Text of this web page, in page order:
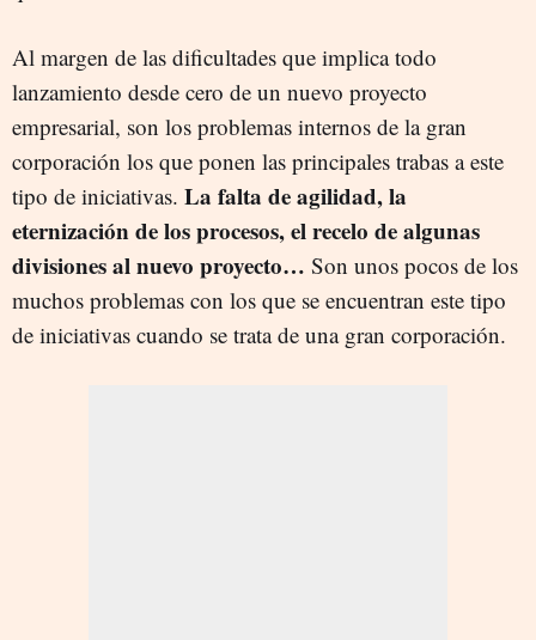
Al margen de las dificultades que implica todo
lanzamiento desde cero de un nuevo proyecto
empresarial, son los problemas internos de la gran
corporación los que ponen las principales trabas a este
tipo de iniciativas. La falta de agilidad, la
eternización de los procesos, el recelo de algunas
divisiones al nuevo proyecto… Son unos pocos de los
muchos problemas con los que se encuentran este tipo
de iniciativas cuando se trata de una gran corporación.